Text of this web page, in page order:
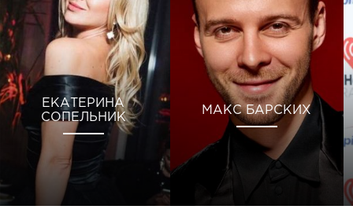
ЕКАТЕРИНА
СОПЕЛЬНИК
МАКС БАРСКИХ